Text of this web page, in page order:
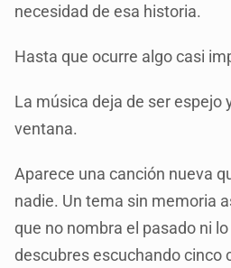
necesidad de esa historia.
Hasta que ocurre algo casi
La música deja de ser espejo
ventana.
Aparece una canción nueva
nadie. Un tema sin memoria
que no nombra el pasado ni
descubres escuchando cinco